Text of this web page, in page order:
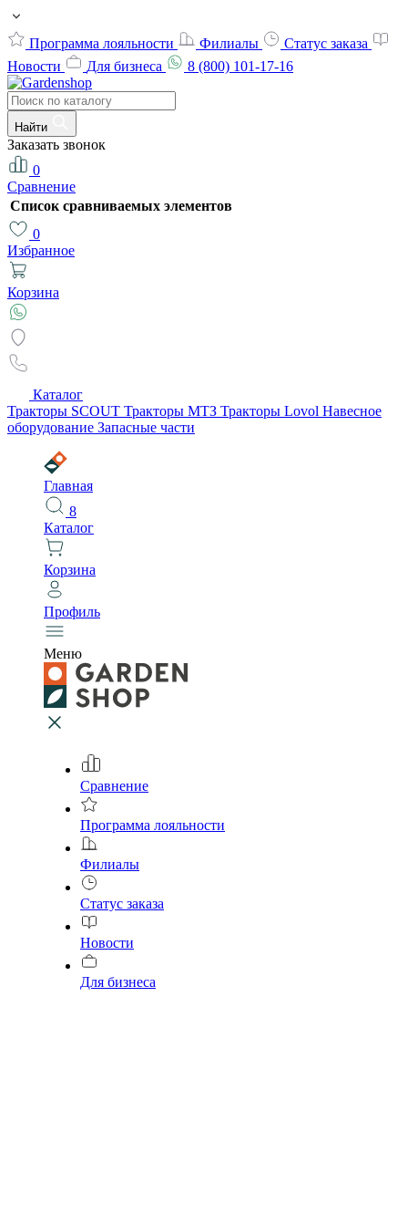
Программа лояльности Филиалы
Статус заказа
Новости
Для бизнеса 8 (800) 101-17-16
Найти
Заказать звонок
0
Сравнение
Список сравниваемых элементов
0
Избранное
Корзина
Каталог
Тракторы SCOUT Тракторы МТЗ Тракторы Lovol Навесное
оборудование Запасные части
Главная
8
Каталог
Корзина
Профиль
Меню
Сравнение
Программа лояльности
Филиалы
Статус заказа
Новости
Для бизнеса